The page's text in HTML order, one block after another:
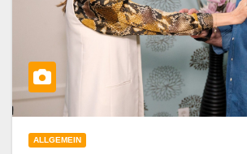
ALLGEMEIN